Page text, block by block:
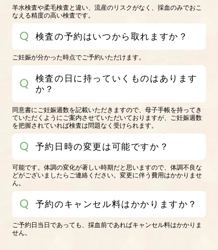
羊水検査や柔毛検査と違い、流産のリスクがなく、採血のみでおこ
なえる精度の高い検査です。
検査の予約はいつから取れますか？
ご妊娠が分かった時点でご予約いただけます。
検査の日に持っていくものはあります
か？
同意書にご妊娠週数を記載いただきますので、母子手帳を持ってき
ていただくようにご案内させていただいておりますが、ご妊娠週数
を把握されていれば検査は問題なく受けられます。
予約日時の変更は可能ですか？
可能です。体調の変化が著しい時期だと思いますので、体調不良な
どがございましたらご連絡ください。変更に伴う費用はかかりませ
ん。
予約のキャンセル料はかかりますか？
ご予約日当日であっても、採血前であればキャンセル料はかかりま
せん。